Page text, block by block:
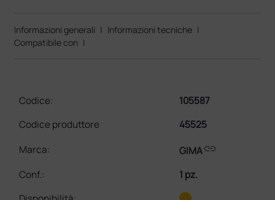
Informazioni generali | Informazioni tecniche |
Compatibile con |
Codice:
105587
Codice produttore
45525
Marca:
GIMAlink
Conf.:
1 pz.